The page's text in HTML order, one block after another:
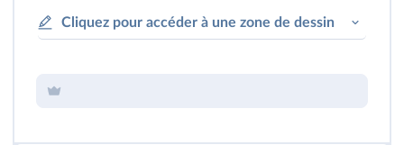
Cliquez pour accéder à une zone de dessin